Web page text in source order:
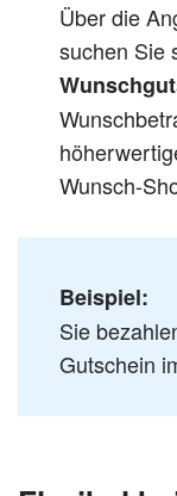
Über die
suchen Sie
Wunsch-
Beispiel:
Sie
Gutschein